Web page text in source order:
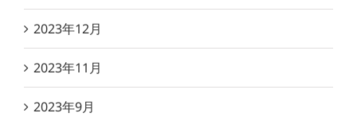
2023年12月
2023年11月
2023年9月